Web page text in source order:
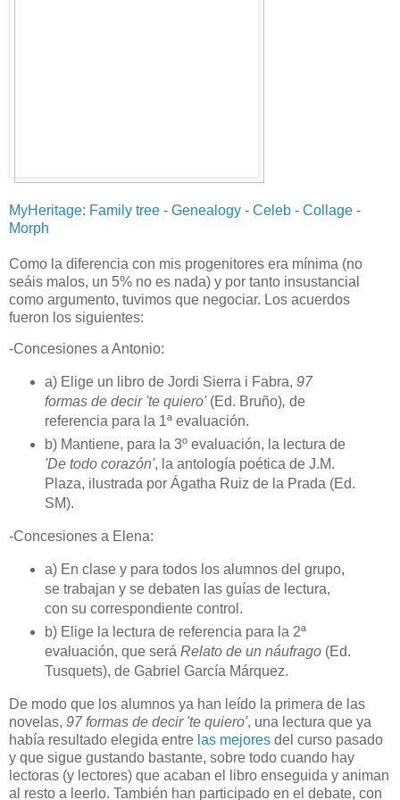
MyHeritage: Family tree - Genealogy - Celeb - Collage -
Morph
Como la diferencia con mis progenitores era mínima (no
seáis malos, un 5% no es nada) y por tanto insustancial
como argumento, tuvimos que negociar. Los acuerdos
fueron los siguientes:
-Concesiones a Antonio:
a) Elige un libro de Jordi Sierra i Fabra, 97
formas de decir 'te quiero' (Ed. Bruño), de
referencia para la 1ª evaluación.
b) Mantiene, para la 3º evaluación, la lectura de
'De todo corazón', la antología poética de J.M.
Plaza, ilustrada por Ágatha Ruiz de la Prada (Ed.
SM).
-Concesiones a Elena:
a) En clase y para todos los alumnos del grupo,
se trabajan y se debaten las guías de lectura,
con su correspondiente control.
b) Elige la lectura de referencia para la 2ª
evaluación, que será Relato de un náufrago(Ed.
Tusquets), de Gabriel García Márquez.
De modo que los alumnos ya han leído la primera de las
novelas, 97 formas de decir 'te quiero', una lectura que ya
había resultado elegida entre las mejores del curso pasado
y que sigue gustando bastante, sobre todo cuando hay
lectoras (y lectores) que acaban el libro enseguida y animan
al resto a leerlo. También han participado en el debate, con